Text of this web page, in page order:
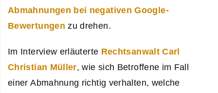
Abmahnungen bei negativen Google-
Bewertungen zu drehen.
Im Interview erläuterte Rechtsanwalt Carl
Christian Müller, wie sich Betroffene im Fall
einer Abmahnung richtig verhalten, welche